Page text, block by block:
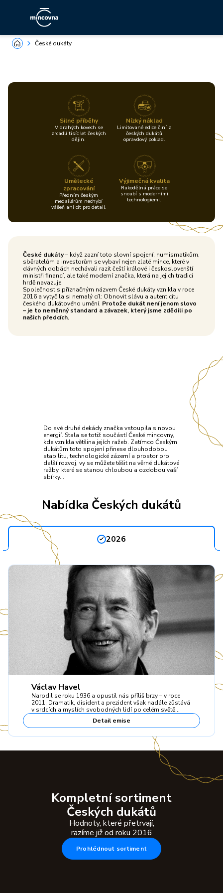
České dukáty
Silné příběhy
V drahých kovech se
zrcadlí tisíc let českých
dějin.
Nízký náklad
Limitované edice činí z
českých dukátů
opravdový poklad.
Umělecké
zpracování
Předním českým
medailérům nechybí
vášeň ani cit pro detail.
Výjimečná kvalita
Rukodělná práce se
snoubí s moderními
technologiemi.
České dukáty– když zazní toto slovní spojení, numismatikům,
sběratelům a investorům se vybaví nejen zlaté mince, které v
dávných dobách nechávali razit čeští králové i českoslovenští
ministři financí, ale také moderní značka, která na jejich tradici
hrdě navazuje.
Společnost s příznačným názvem České dukáty vznikla v roce
2016 a vytyčila si nemalý cíl: Obnovit slávu a autenticitu
českého dukátového umění. Protože dukát není jenom slovo
– je to neměnný standard a závazek, který jsme zdědili po
našich předcích.
Do své druhé dekády značka vstoupila s novou
energií. Stala se totiž součástí České mincovny,
kde vznikla většina jejích ražeb. Zatímco Českým
dukátům toto spojení přinese dlouhodobou
stabilitu, technologické zázemí a prostor pro
další rozvoj, vy se můžete těšit na věrné dukátové
ražby, které se stanou chloubou a ozdobou vaší
sbírky…
Nabídka Českých dukátů
2026
Václav Havel
Narodil se roku 1936 a opustil nás příliš brzy – v roce
2011. Dramatik, disident a prezident však nadále zůstává
v srdcích a myslích svobodných lidí po celém světě…
Detail emise
Kompletní sortiment
Českých dukátů
Hodnoty, které přetrvají,
razíme již od roku 2016
Prohlédnout sortiment